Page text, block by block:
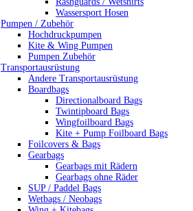
Wassersport Hosen
Pumpen / Zubehör
Hochdruckpumpen
Kite & Wing Pumpen
Pumpen Zubehör
Transportausrüstung
Andere Transportausrüstung
Boardbags
Directionalboard Bags
Twintipboard Bags
Wingfoilboard Bags
Kite + Pump Foilboard Bags
Foilcovers & Bags
Gearbags
Gearbags mit Rädern
Gearbags ohne Räder
SUP / Paddel Bags
Wetbags / Neobags